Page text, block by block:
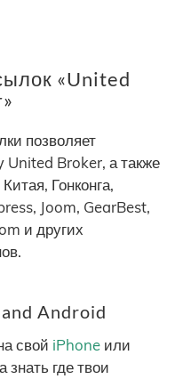
«United
позволяет
United Broker, а также
Гонконга,
Joom, GearBest,
и других
Android
свой iPhone или
знать где твои